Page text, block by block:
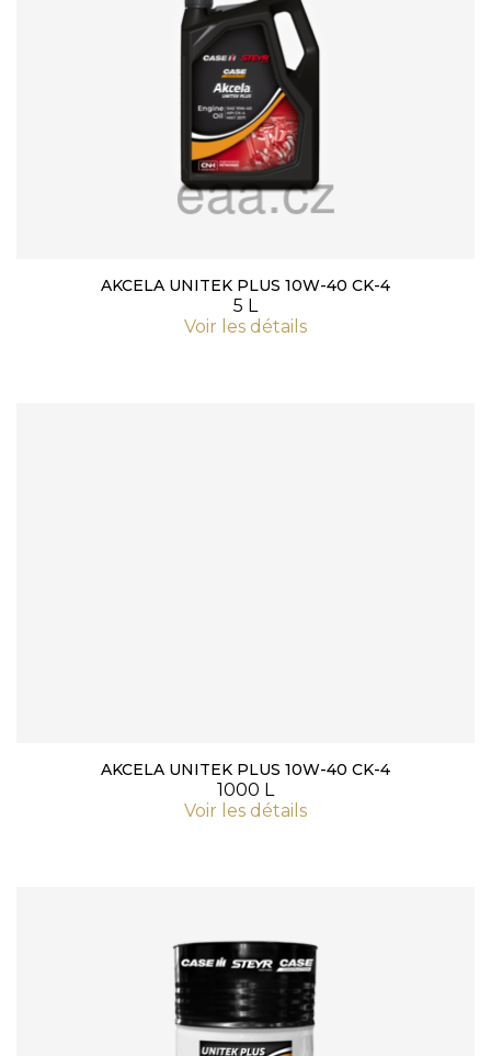
AKCELA UNITEK PLUS 10W-40 CK-4
5 L
Voir les détails
AKCELA UNITEK PLUS 10W-40 CK-4
1000 L
Voir les détails